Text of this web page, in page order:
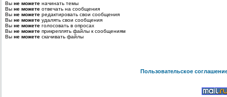
Вы не можете начинать темы
Вы не можете отвечать на сообщения
Вы не можете редактировать свои сообщения
Вы не можете удалять свои сообщения
Вы не можете голосовать в опросах
Вы не можете прикреплять файлы к сообщениям
Вы не можете скачивать файлы
Пользовательское